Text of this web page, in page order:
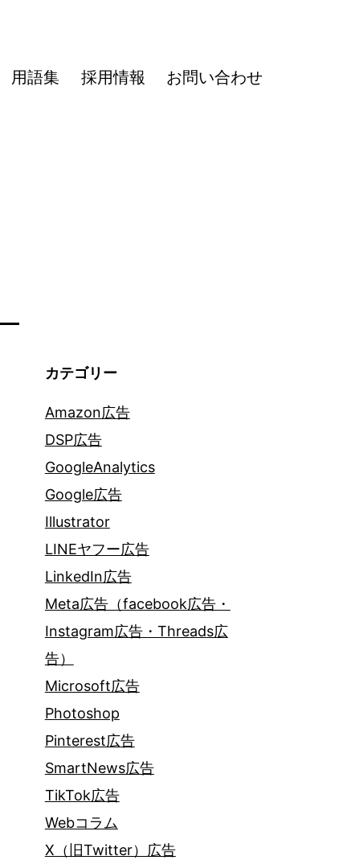
用語集 採用情報 お問い合わせ
カテゴリー
Amazon広告
DSP広告
GoogleAnalytics
Google広告
Illustrator
LINEヤフー広告
LinkedIn広告
Meta広告（facebook広告・
Instagram広告・Threads広
告）
Microsoft広告
Photoshop
Pinterest広告
SmartNews広告
TikTok広告
Webコラム
X（旧Twitter）広告